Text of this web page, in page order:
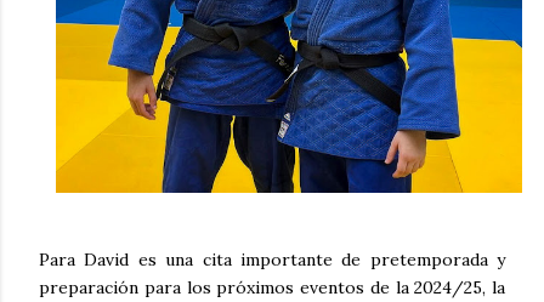
Para David es una cita importante de pretemporada y
preparación para los próximos eventos de la 2024/25, la